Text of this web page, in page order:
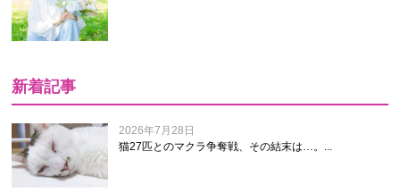
新着記事
2026年7月28日
猫27匹とのマクラ争奪戦、その結末は…。...